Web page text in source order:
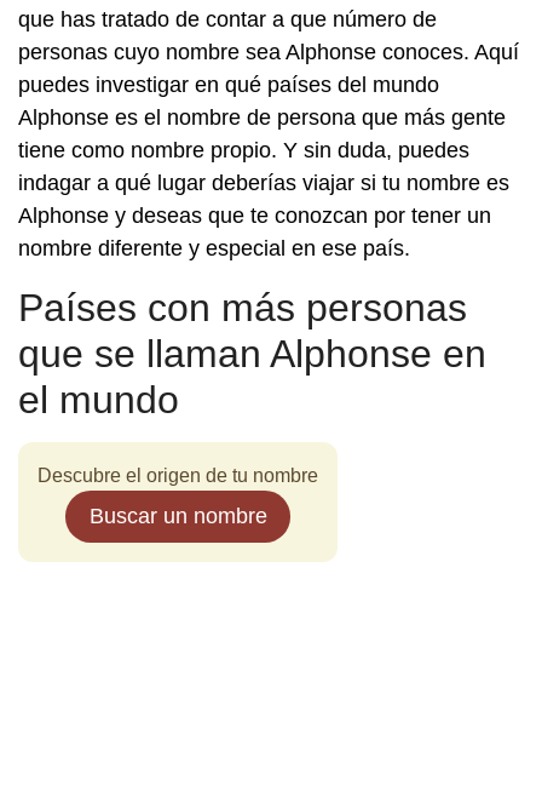
que has tratado de contar a que número de
personas cuyo nombre sea Alphonse conoces. Aquí
puedes investigar en qué países del mundo
Alphonse es el nombre de persona que más gente
tiene como nombre propio. Y sin duda, puedes
indagar a qué lugar deberías viajar si tu nombre es
Alphonse y deseas que te conozcan por tener un
nombre diferente y especial en ese país.
Países con más personas
que se llaman Alphonse en
el mundo
Descubre el origen de tu nombre
Buscar un nombre